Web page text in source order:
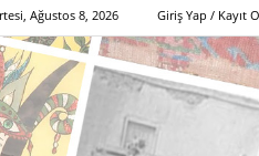
Ağustos 8, 2026 Giriş Yap / Kayıt